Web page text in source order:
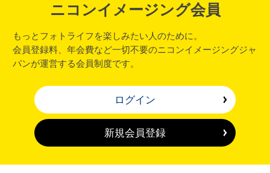
ニコンイメージング会員
もっとフォトライフを楽しみたい人のために。
会員登録料、年会費など一切不要のニコンイメージングジャ
パンが運営する会員制度です。
ログイン
新規会員登録